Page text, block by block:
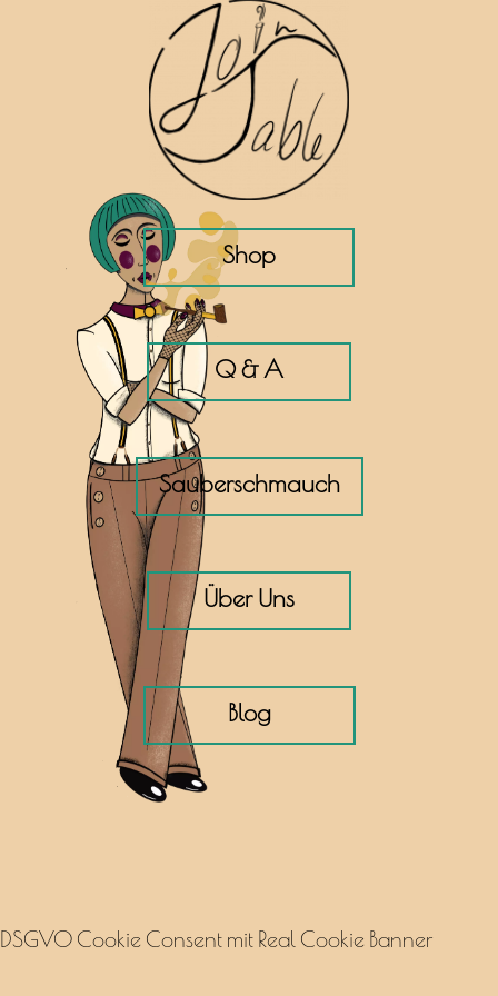
​ ​ ​ ​ ​ ​ ​ ​ ​ ​ Shop ​ ​ ​ ​ ​ ​ ​ ​ ​ ​
​ ​ ​ ​ ​ ​ ​ ​ Q & A ​ ​ ​ ​ ​ ​ ​ ​
Sauberschmauch
​ ​ ​ ​ ​ ​ Über Uns ​ ​ ​ ​ ​ ​
​ ​ ​ ​ ​ ​ ​ ​ ​ ​ ​ Blog ​ ​ ​ ​ ​ ​ ​ ​ ​ ​ ​
DSGVO Cookie Consent mit Real Cookie Banner